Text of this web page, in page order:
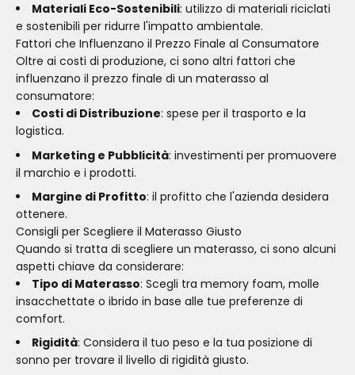
Materiali Eco-Sostenibili: utilizzo di materiali riciclati
e sostenibili per ridurre l'impatto ambientale.
Fattori che Influenzano il Prezzo Finale al Consumatore
Oltre ai costi di produzione, ci sono altri fattori che
influenzano il prezzo finale di un materasso al
consumatore:
Costi di Distribuzione: spese per il trasporto e la
logistica.
Marketing e Pubblicità: investimenti per promuovere
il marchio e i prodotti.
Margine di Profitto: il profitto che l'azienda desidera
ottenere.
Consigli per Scegliere il Materasso Giusto
Quando si tratta di scegliere un materasso, ci sono alcuni
aspetti chiave da considerare:
Tipo di Materasso: Scegli tra memory foam, molle
insacchettate o ibrido in base alle tue preferenze di
comfort.
Rigidità: Considera il tuo peso e la tua posizione di
sonno per trovare il livello di rigidità giusto.